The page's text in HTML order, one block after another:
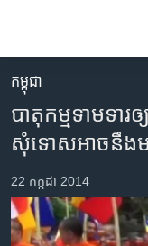
គេហទំព័រ​
ទាក់ទង
រំលង​
និង​
ទៅ​​
ទំព័រ​
ព័ត៌មាន​​
កម្ពុជា
អន្តរជាតិ
អាមេរិក
ហេឡូវីអូអេ
កម្ពុជា
បាតុកម្ម​ទាមទារ​​
សុំទោស​​អាច​​នឹង​ម
22 កក្កដា 2014